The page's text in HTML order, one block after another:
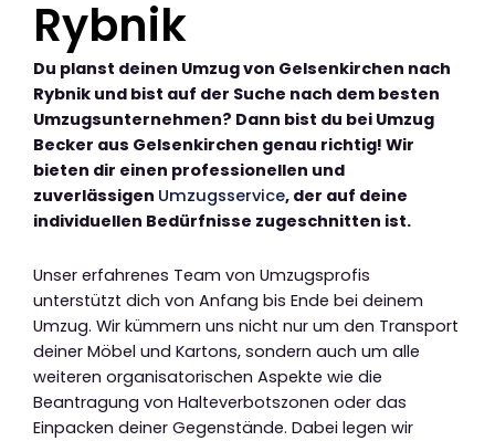
Rybnik
Du planst deinen Umzug von Gelsenkirchen nach
Rybnik und bist auf der Suche nach dem besten
Umzugsunternehmen? Dann bist du bei Umzug
Becker aus Gelsenkirchen genau richtig! Wir
bieten dir einen professionellen und
zuverlässigen Umzugsservice, der auf deine
individuellen Bedürfnisse zugeschnitten ist.
Unser erfahrenes Team von Umzugsprofis
unterstützt dich von Anfang bis Ende bei deinem
Umzug. Wir kümmern uns nicht nur um den Transport
deiner Möbel und Kartons, sondern auch um alle
weiteren organisatorischen Aspekte wie die
Beantragung von Halteverbotszonen oder das
Einpacken deiner Gegenstände. Dabei legen wir